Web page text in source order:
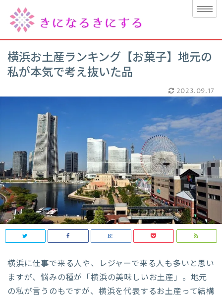
横浜お土産ランキング【お菓子】地元の
私が本気で考え抜いた品
2023.09.17
横浜に仕事で来る人や、レジャーで来る人も多いと思い
ますが、悩みの種が「横浜の美味しいお土産」。地元
の私が言うのもですが、横浜を代表するお土産って結構